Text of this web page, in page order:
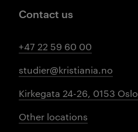
Contact us
+47 22 59 60 00
studier@kristiania.no
Kirkegata 24-26, 0153 Oslo
Other locations